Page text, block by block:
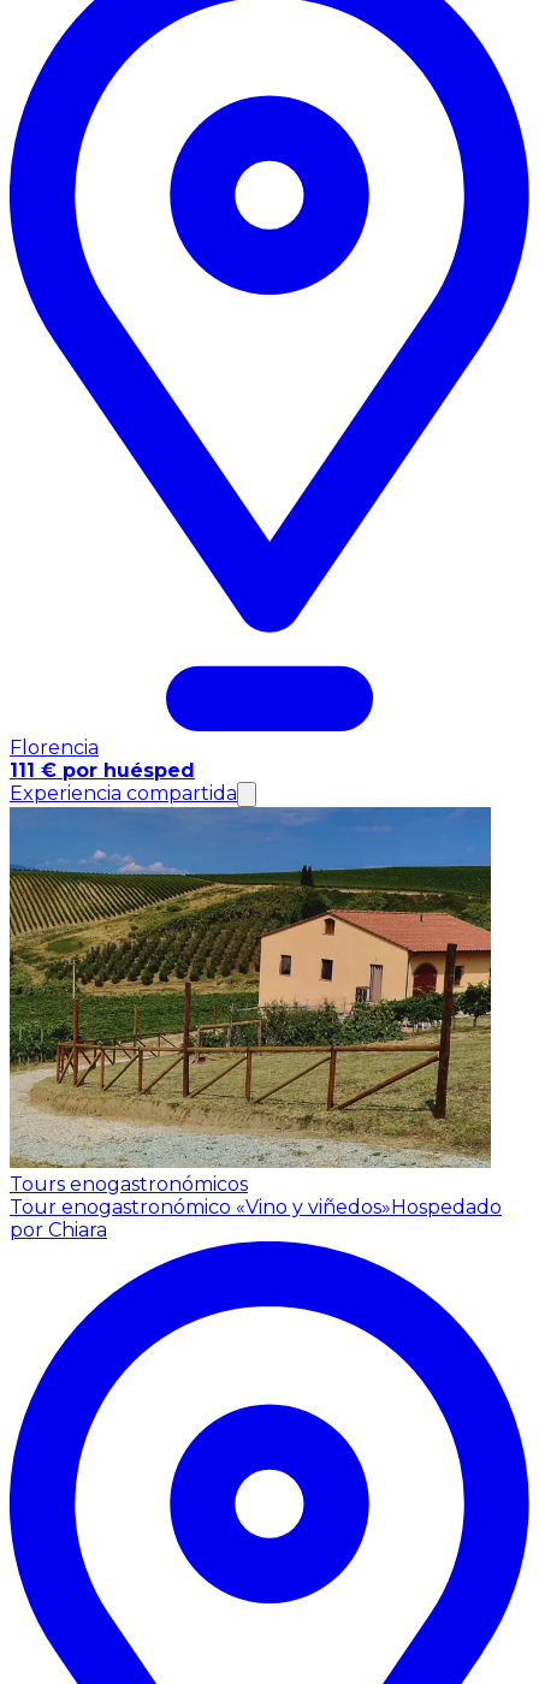
Florencia
111 € por huésped
Experiencia compartida
Tours enogastronómicos
Tour enogastronómico «Vino y viñedos»Hospedado
por Chiara